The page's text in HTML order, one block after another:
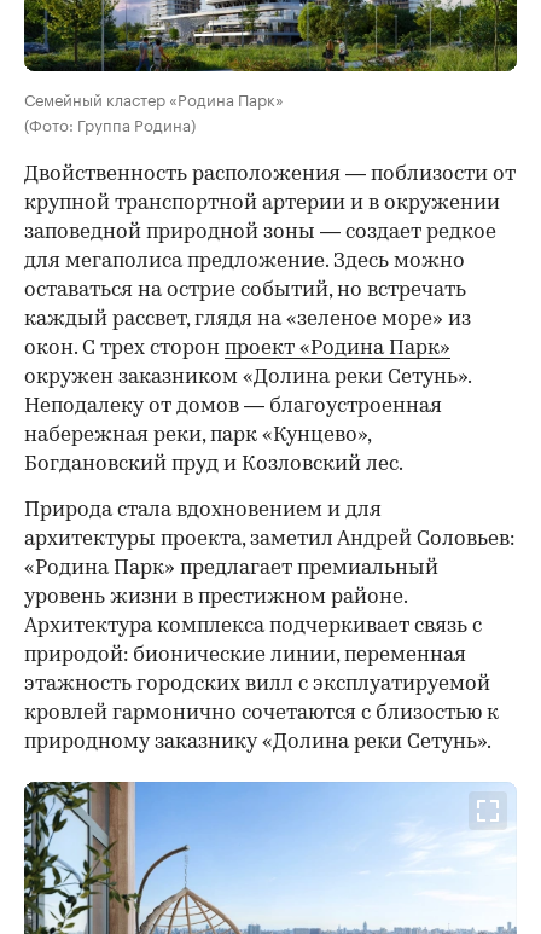
Семейный кластер «Родина Парк»
(Фото: Группа Родина)
Двойственность расположения — поблизости от
крупной транспортной артерии и в окружении
заповедной природной зоны — создает редкое
для мегаполиса предложение. Здесь можно
оставаться на острие событий, но встречать
каждый рассвет, глядя на «зеленое море» из
окон. С трех сторон проект «Родина Парк»
окружен заказником «Долина реки Сетунь».
Неподалеку от домов — благоустроенная
набережная реки, парк «Кунцево»,
Богдановский пруд и Козловский лес.
Природа стала вдохновением и для
архитектуры проекта, заметил Андрей Соловьев:
«Родина Парк» предлагает премиальный
уровень жизни в престижном районе.
Архитектура комплекса подчеркивает связь с
природой: бионические линии, переменная
этажность городских вилл с эксплуатируемой
кровлей гармонично сочетаются с близостью к
природному заказнику «Долина реки Сетунь».